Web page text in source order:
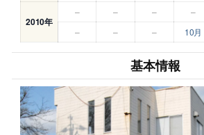
2010年
– – – –
–
– – 10月
基本情報